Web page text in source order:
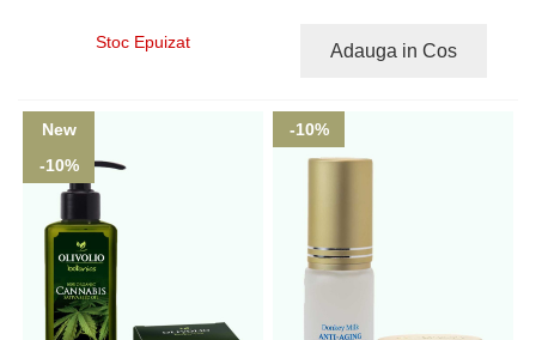
Stoc Epuizat Adauga in Cos
New
-10%
-10%